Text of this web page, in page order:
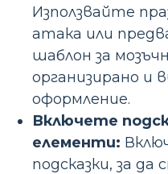
Използвайте
атака или
шаблон за
организирано и
оформление.
Включете
елементи:
подсказки, за